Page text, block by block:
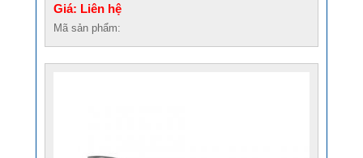
Giá: Liên hệ
Mã sản phẩm: